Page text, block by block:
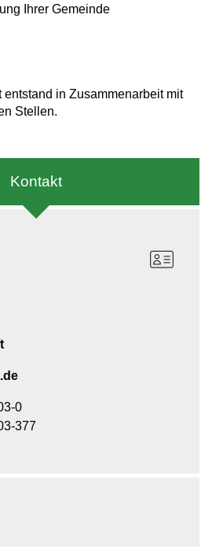
Ihrer Gemeinde
entstand in Zusammenarbeit mit
Stellen.
Kontakt
0
377